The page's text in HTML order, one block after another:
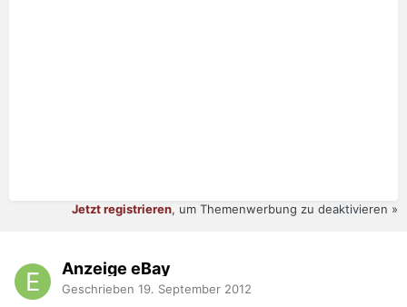
Jetzt registrieren, um Themenwerbung zu deaktivieren »
Anzeige eBay
Geschrieben 19. September 2012